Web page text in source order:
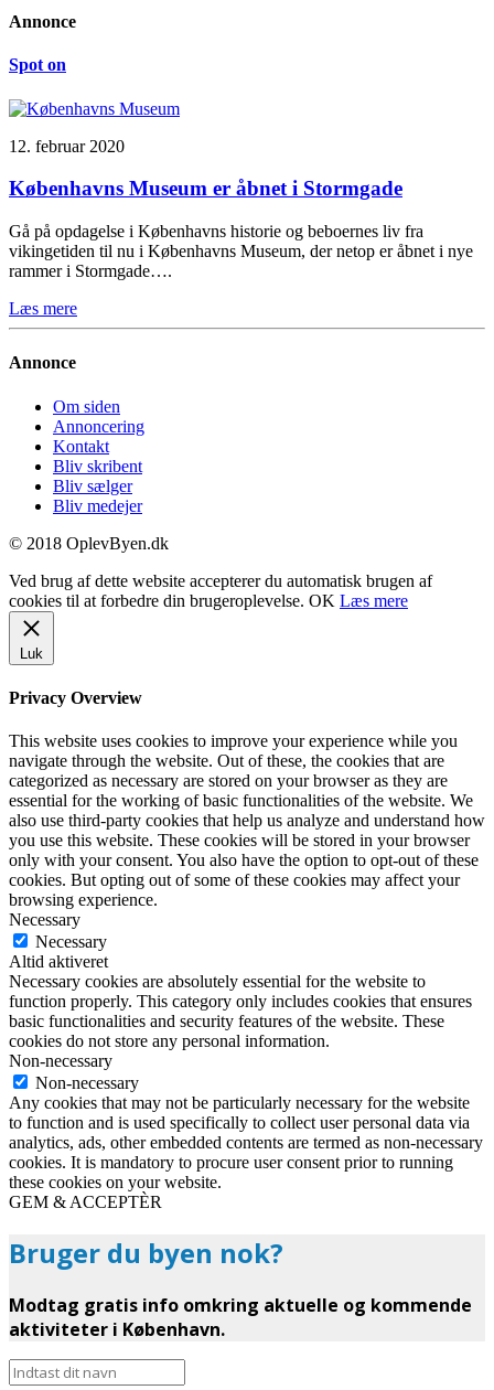
Annonce
Spot on
12. februar 2020
Københavns Museum er åbnet i Stormgade
Gå på opdagelse i Københavns historie og beboernes liv fra
vikingetiden til nu i Københavns Museum, der netop er åbnet i nye
rammer i Stormgade….
Læs mere
Annonce
Om siden
Annoncering
Kontakt
Bliv skribent
Bliv sælger
Bliv medejer
© 2018 OplevByen.dk
Ved brug af dette website accepterer du automatisk brugen af
cookies til at forbedre din brugeroplevelse. OK Læs mere
Luk
Privacy Overview
This website uses cookies to improve your experience while you
navigate through the website. Out of these, the cookies that are
categorized as necessary are stored on your browser as they are
essential for the working of basic functionalities of the website. We
also use third-party cookies that help us analyze and understand how
you use this website. These cookies will be stored in your browser
only with your consent. You also have the option to opt-out of these
cookies. But opting out of some of these cookies may affect your
browsing experience.
Necessary
Necessary
Altid aktiveret
Necessary cookies are absolutely essential for the website to
function properly. This category only includes cookies that ensures
basic functionalities and security features of the website. These
cookies do not store any personal information.
Non-necessary
Non-necessary
Any cookies that may not be particularly necessary for the website
to function and is used specifically to collect user personal data via
analytics, ads, other embedded contents are termed as non-necessary
cookies. It is mandatory to procure user consent prior to running
these cookies on your website.
GEM & ACCEPTÈR
Bruger du byen nok?
Modtag gratis info omkring aktuelle og kommende
aktiviteter i København.